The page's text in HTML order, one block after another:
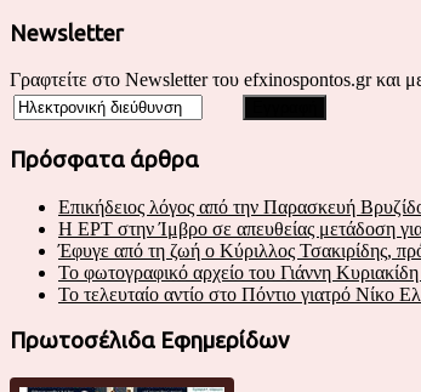
Newsletter
Γραφτείτε στο Newsletter του efxinospontos.gr και
Πρόσφατα άρθρα
Επικήδειος λόγος από την Παρασκευή
Η ΕΡΤ στην Ίμβρο σε απευθείας μετάδοση
Έφυγε από τη ζωή ο Κύριλλος Τσακιρίδης,
Το φωτογραφικό αρχείο του Γιάννη
Το τελευταίο αντίο στο Πόντιο γιατρό Νίκο
Πρωτοσέλιδα Εφημερίδων